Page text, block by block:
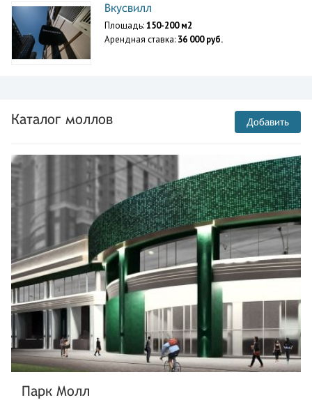
Вкусвилл
Площадь:150-200 м2
Арендная ставка: 36 000 руб.
Каталог моллов Добавить
Парк Молл